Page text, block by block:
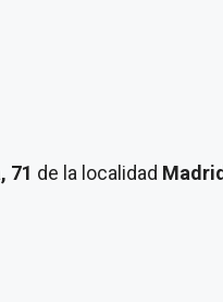
71 de la localidad Madrid